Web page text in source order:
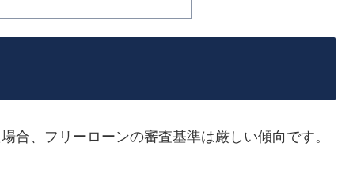
合、フリーローンの審査基準は厳しい傾向です。